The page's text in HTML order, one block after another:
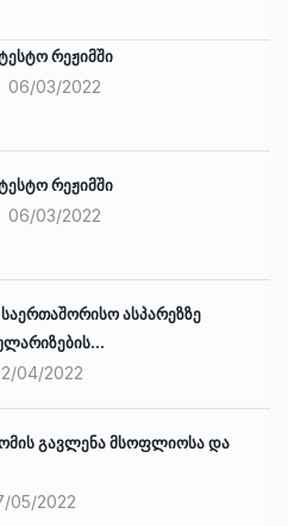
რეჟიმში
06/03/2022
რეჟიმში
06/03/2022
ასპარეზზე
04/2022
გავლენა მსოფლიოსა და
05/2022